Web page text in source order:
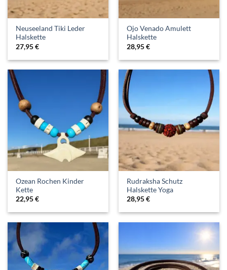
Neuseeland Tiki Leder
Halskette
27,95€
Ojo Venado Amulett
Halskette
28,95€
Ozean Rochen Kinder
Kette
22,95€
Rudraksha Schutz
Halskette Yoga
28,95€